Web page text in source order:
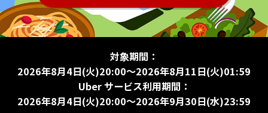
対象期間：
2026年8月4日(火)20:00～2026年8月11日(火)01:59
Uber サービス利用期間：
2026年8月4日(火)20:00～2026年9月30日(水)23:59